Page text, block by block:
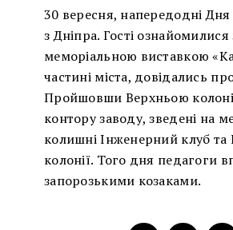
30 вересня, напередодні Дня
з Дніпра. Гості
меморіальною виставкою
частині міста, довідались
Пройшовши Верхньою
контору заводу, зведені на
колишні Інженерний клуб та
колонії. Того дня педагоги
запорозькими козаками.